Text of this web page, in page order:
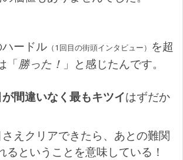
ードル （1回目の街頭インタビュー） を超
「勝った！ 」と感じたんです。
間違いなく最もキツイはずだか
えクリアできたら、あとの難関
るということを意味している！